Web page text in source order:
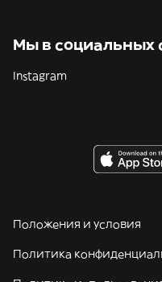
Мы в социальных
Instagram
Положения и условия
Политика